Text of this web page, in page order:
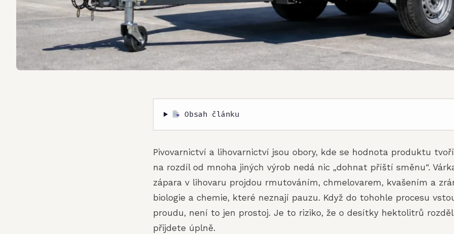
Obsah článku
Pivovarnictví a lihovarnictví jsou obory, kde se hodnota produktu
na rozdíl od mnoha jiných výrob nedá nic „dohnat příští směnu“.
zápara v lihovaru projdou rmutováním, chmelovarem, kvašením a
biologie a chemie, které neznají pauzu. Když do tohohle procesu
proudu, není to jen prostoj. Je to riziko, že o desítky hektolitrů
přijdete úplně.